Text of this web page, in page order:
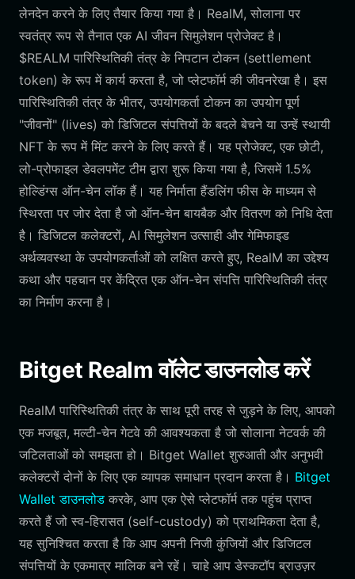
लेनदेन करने के लिए तैयार किया गया है। RealM, सोलाना पर
स्वतंत्र रूप से तैनात एक AI जीवन सिमुलेशन प्रोजेक्ट है।
$REALM पारिस्थितिकी तंत्र के निपटान टोकन (settlement
token) के रूप में कार्य करता है, जो प्लेटफॉर्म की जीवनरेखा है। इस
पारिस्थितिकी तंत्र के भीतर, उपयोगकर्ता टोकन का उपयोग पूर्ण
"जीवनों" (lives) को डिजिटल संपत्तियों के बदले बेचने या उन्हें स्थायी
NFT के रूप में मिंट करने के लिए करते हैं। यह प्रोजेक्ट, एक छोटी,
लो-प्रोफाइल डेवलपमेंट टीम द्वारा शुरू किया गया है, जिसमें 1.5%
होल्डिंग्स ऑन-चेन लॉक हैं। यह निर्माता हैंडलिंग फीस के माध्यम से
स्थिरता पर जोर देता है जो ऑन-चेन बायबैक और वितरण को निधि देता
है। डिजिटल कलेक्टरों, AI सिमुलेशन उत्साही और गेमिफाइड
अर्थव्यवस्था के उपयोगकर्ताओं को लक्षित करते हुए, RealM का उद्देश्य
कथा और पहचान पर केंद्रित एक ऑन-चेन संपत्ति पारिस्थितिकी तंत्र
का निर्माण करना है।
Bitget Realm वॉलेट डाउनलोड करें
RealM पारिस्थितिकी तंत्र के साथ पूरी तरह से जुड़ने के लिए, आपको
एक मजबूत, मल्टी-चेन गेटवे की आवश्यकता है जो सोलाना नेटवर्क की
जटिलताओं को समझता हो। Bitget Wallet शुरुआती और अनुभवी
कलेक्टरों दोनों के लिए एक व्यापक समाधान प्रदान करता है। Bitget
Wallet डाउनलोड करके, आप एक ऐसे प्लेटफॉर्म तक पहुंच प्राप्त
करते हैं जो स्व-हिरासत (self-custody) को प्राथमिकता देता है,
यह सुनिश्चित करता है कि आप अपनी निजी कुंजियों और डिजिटल
संपत्तियों के एकमात्र मालिक बने रहें। चाहे आप डेस्कटॉप ब्राउज़र